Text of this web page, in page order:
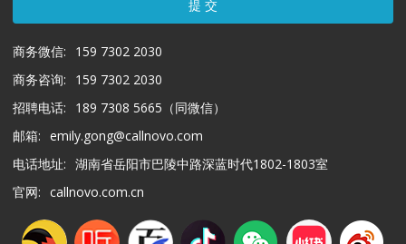
提 交
商务微信:
159 7302 2030
商务咨询:
159 7302 2030
招聘电话:
189 7308 5665（同微信）
邮箱: emily.gong@callnovo.com
电话地址: 湖南省岳阳市巴陵中路深蓝时代1802-1803室
官网: callnovo.com.cn